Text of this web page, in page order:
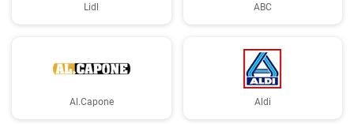
Lidl ABC
Al.Capone Aldi